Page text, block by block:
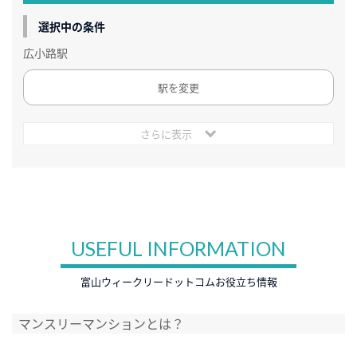
選択中の条件
広小路駅
駅を変更
さらに表示
USEFUL INFORMATION
富山ウィークリードットコムお役立ち情報
マンスリーマンションとは？